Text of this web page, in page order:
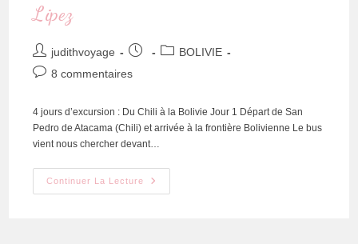
Lipez
judithvoyage
BOLIVIE
8 commentaires
4 jours d’excursion : Du Chili à la Bolivie Jour 1 Départ de San
Pedro de Atacama (Chili) et arrivée à la frontière Bolivienne Le bus
vient nous chercher devant…
Continuer La Lecture